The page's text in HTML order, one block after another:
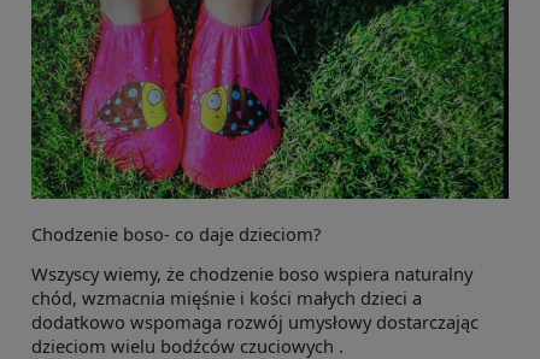
Chodzenie boso- co daje dzieciom?
Wszyscy wiemy, że chodzenie boso wspiera naturalny
chód, wzmacnia mięśnie i kości małych dzieci a
dodatkowo wspomaga rozwój umysłowy dostarczając
dzieciom wielu bodźców czuciowych .